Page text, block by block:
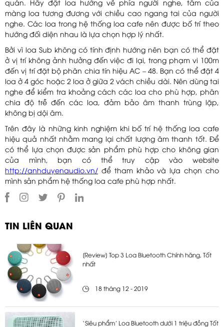
quán. Hãy đặt loa hướng về phía người nghe, tâm của
màng loa tương đương với chiều cao ngang tai của người
nghe. Các loa trong hệ thống loa cafe nên được bố trí theo
hướng đối diện nhau là lựa chọn hợp lý nhất.
Bởi vì loa Sub không có tính định hướng nên bạn có thể đặt
ở vị trí không ảnh hưởng đến việc đi lại, trong phạm vi 100m
đến vị trí đặt bộ phân chia tín hiệu AC – 48. Bạn có thể đặt 4
loa ở 4 góc hoặc 2 loa ở giữa 2 vách chiều dài. Nên dùng tai
nghe để kiểm tra khoảng cách các loa cho phù hợp, phân
chia độ trễ đến các loa, đảm bảo âm thanh trùng lặp,
không bị dội âm.
Trên đây là những kinh nghiệm khi bố trí hệ thống loa cafe
hiệu quả nhất nhằm mang lại chất lượng âm thanh tốt. Để
có thể lựa chọn được sản phẩm phù hợp cho không gian
của mình, bạn có thể truy cập vào website
http://anhduyenaudio.vn/ để tham khảo và lựa chọn cho
mình sản phẩm hệ thống loa cafe phù hợp nhất.
TIN LIÊN QUAN
[Review] Top 3 Loa Bluetooth Chính hãng, Tốt
nhất
18 tháng 12 - 2019
‘Siêu phẩm’ Loa Bluetooth dưới 1 triệu đồng Tốt